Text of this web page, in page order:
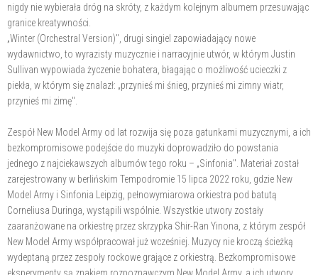
nigdy nie wybierała dróg na skróty, z każdym kolejnym albumem przesuwając
granice kreatywności.
„Winter (Orchestral Version)", drugi singiel zapowiadający nowe
wydawnictwo, to wyrazisty muzycznie i narracyjnie utwór, w którym Justin
Sullivan wypowiada życzenie bohatera, błagając o możliwość ucieczki z
piekła, w którym się znalazł: „przynieś mi śnieg, przynieś mi zimny wiatr,
przynieś mi zimę".
Zespół New Model Army od lat rozwija się poza gatunkami muzycznymi, a ich
bezkompromisowe podejście do muzyki doprowadziło do powstania
jednego z najciekawszych albumów tego roku – „Sinfonia". Materiał został
zarejestrowany w berlińskim Tempodromie 15 lipca 2022 roku, gdzie New
Model Army i Sinfonia Leipzig, pełnowymiarowa orkiestra pod batutą
Corneliusa Duringa, wystąpili wspólnie. Wszystkie utwory zostały
zaaranżowane na orkiestrę przez skrzypka Shir-Ran Yinona, z którym zespół
New Model Army współpracował już wcześniej. Muzycy nie kroczą ścieżką
wydeptaną przez zespoły rockowe grające z orkiestrą. Bezkompromisowe